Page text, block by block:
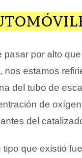
pasar por alto
nos estamos
del tubo de
de
del
que existió